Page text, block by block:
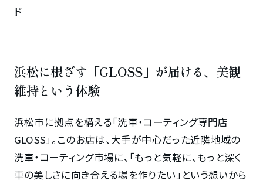
ド
浜松に根ざす「GLOSS」が届ける、美観
維持という体験
浜松市に拠点を構える「洗車・コーティング専門店
GLOSS」。このお店は、大手が中心だった近隣地域の
洗車・コーティング市場に、「もっと気軽に、もっと深く
車の美しさに向き合える場を作りたい」という想いから